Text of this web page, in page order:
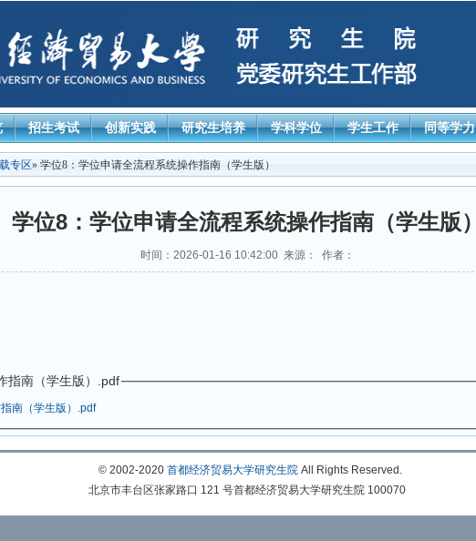
招生考试 创新实践 研究生培养 学科学位 学生工作 同等学力
专区» 学位8：学位申请全流程系统操作指南（学生版）
学位8：学位申请全流程系统操作指南（学生版）
时间：2026-01-16 10:42:00 来源： 作者：
指南（学生版）.pdf
南（学生版）.pdf
© 2002-2020 首都经济贸易大学研究生院 All Rights Reserved.
北京市丰台区张家路口 121 号首都经济贸易大学研究生院 100070